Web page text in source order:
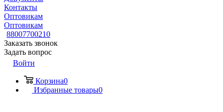
Контакты
Оптовикам
Оптовикам
88007700210
Заказать звонок
Задать вопрос
Войти
Корзина0
Избранные товары0